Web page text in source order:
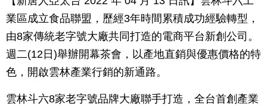
業區成立食品聯盟，歷經3年時間累積成功經驗轉型，
由8家傳統老字號大廠共同打造的電商平台新創公司。
週二(12日)舉辦開幕茶會，以產地直銷與優惠價格的特
色，開啟雲林產業行銷的新通路。
雲林斗六8家老字號品牌大廠聯手打造，全台首創產業